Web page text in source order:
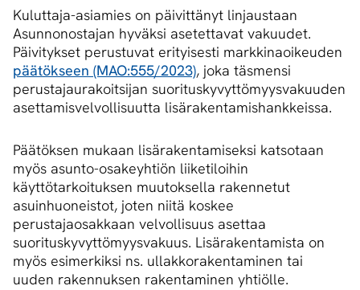
Kuluttaja-asiamies on päivittänyt linjaustaan
Asunnonostajan hyväksi asetettavat vakuudet.
Päivitykset perustuvat erityisesti markkinaoikeuden
päätökseen (MAO:555/2023), joka täsmensi
perustajaurakoitsijan suorituskyvyttömyysvakuuden
asettamisvelvollisuutta lisärakentamishankkeissa.
Päätöksen mukaan lisärakentamiseksi katsotaan
myös asunto-osakeyhtiön liiketiloihin
käyttötarkoituksen muutoksella rakennetut
asuinhuoneistot, joten niitä koskee
perustajaosakkaan velvollisuus asettaa
suorituskyvyttömyysvakuus. Lisärakentamista on
myös esimerkiksi ns. ullakkorakentaminen tai
uuden rakennuksen rakentaminen yhtiölle.